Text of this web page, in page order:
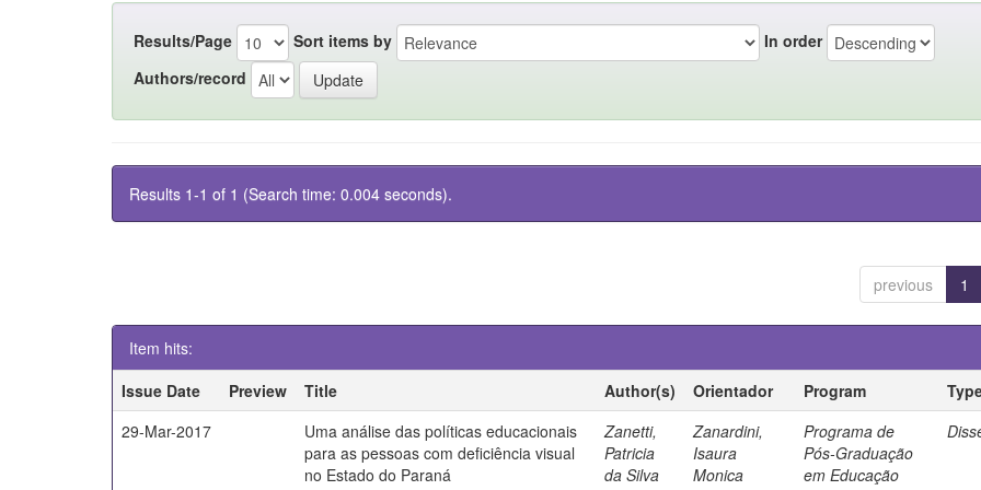
Results/Page Sort items by
In order
Authors/record
Results 1-1 of 1 (Search time: 0.004 seconds).
previous 1
Item hits:
Issue Date
Preview Title Author(s) Orientador Program
29-Mar-2017
Uma análise das políticas educacionais
para as pessoas com deficiência visual
no Estado do Paraná
Zanetti,
Patricia
da Silva
Zanardini,
Isaura
Monica
Programa de
Pós-Graduação
em Educação